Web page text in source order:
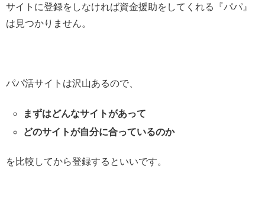
サイトに登録をしなければ資金援助をしてくれる『パパ』
は見つかりません。
パパ活サイトは沢山あるので、
まずはどんなサイトがあって
どのサイトが自分に合っているのか
を比較してから登録するといいです。